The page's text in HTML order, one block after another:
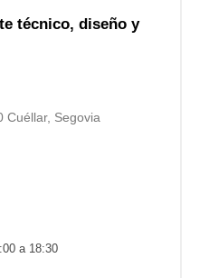
técnico, diseño y
Cuéllar, Segovia
a 18:30